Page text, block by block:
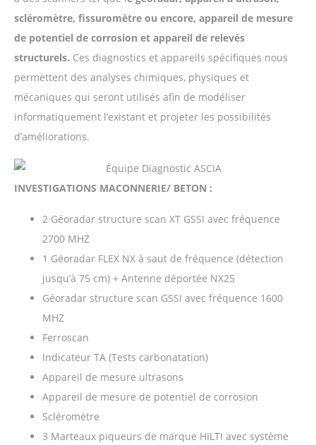
scléromètre, fissuromètre ou encore, appareil de mesure
de potentiel de corrosion et appareil de relevés
structurels. Ces diagnostics et appareils spécifiques nous
permettent des analyses chimiques, physiques et
mécaniques qui seront utilisés afin de modéliser
informatiquement l’existant et projeter les possibilités
d’améliorations.
INVESTIGATIONS MACONNERIE/ BETON :
2 Géoradar structure scan XT GSSI avec fréquence
2700 MHZ
1 Géoradar FLEX NX à saut de fréquence (détection
jusqu’à 75 cm) + Antenne déportée NX25
Géoradar structure scan GSSI avec fréquence 1600
MHZ
Ferroscan
Indicateur TA (Tests carbonatation)
Appareil de mesure ultrasons
Appareil de mesure de potentiel de corrosion
Scléromètre
3 Marteaux piqueurs de marque HILTI avec système